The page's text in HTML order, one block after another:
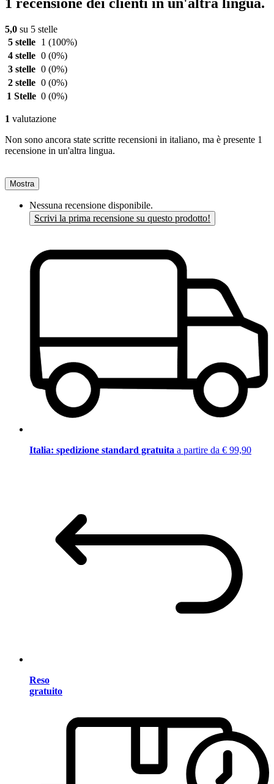
5,0 su 5 stelle
5 stelle
1 (100%)
4 stelle 0 (0%)
3 stelle 0 (0%)
2 stelle 0 (0%)
1 Stelle 0 (0%)
1 valutazione
Non sono ancora state scritte recensioni in italiano, ma è presente 1
recensione in un'altra lingua.
Mostra
Nessuna recensione disponibile.
Scrivi la prima recensione su questo prodotto!
Italia: spedizione standard gratuita a partire da € 99,90
Reso
gratuito